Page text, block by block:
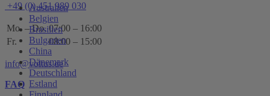
Australien
Belgien
Brasilien
Bulgarien
China
Dänemark
Deutschland
Estland
+49 (0) 451 989 030
Mo. – Do. 07:00 – 16:00
Fr.
08:00 – 15:00
info@voltus.de
FAQ